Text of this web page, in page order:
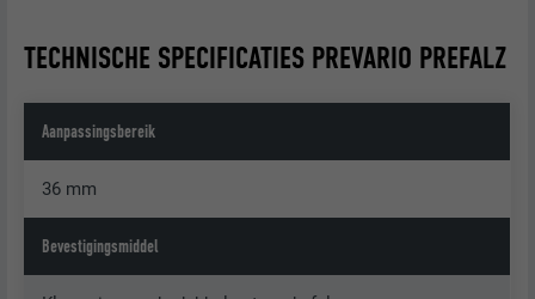
TECHNISCHE SPECIFICATIES PREVARIO PREFALZ
Aanpassingsbereik
36 mm
Bevestigingsmiddel